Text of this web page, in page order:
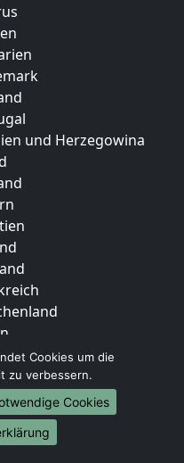
und Herzegowina
Cookies um die
zu verbessern.
Cookies